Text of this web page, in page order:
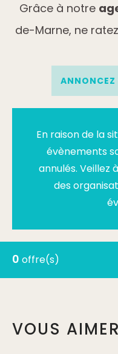
Grâce à notre
de-Marne, ne
ANNONCEZ
En raison de la
évènements
annulés. Veillez
des
0 offre(s)
VOUS